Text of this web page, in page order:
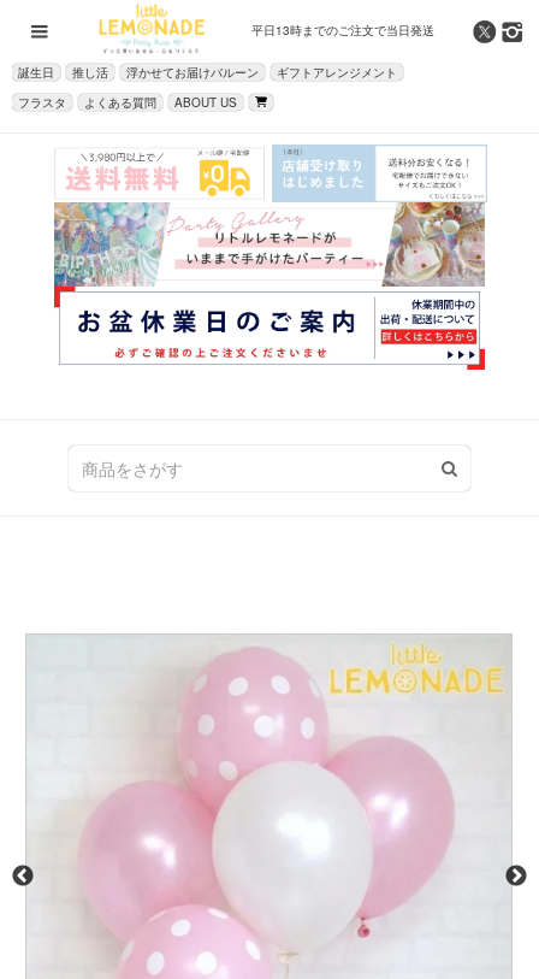
平日13時までのご注文で当日発送
誕生日 推し活 浮かせてお届けバルーン
ギフトアレンジメント
フラスタ
よくある質問 ABOUT US